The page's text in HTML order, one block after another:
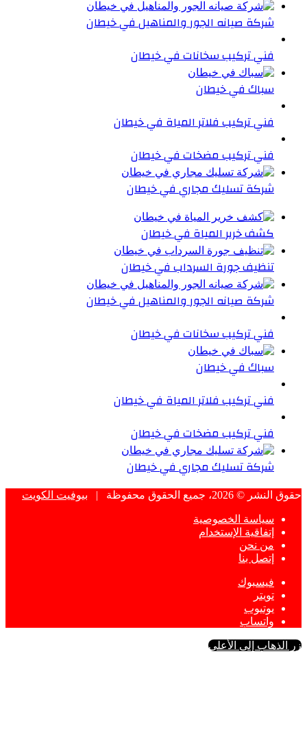
شركة صيانه الجور والمناهيل في خيطان
فني تركيب سخانات في خيطان
سباك في خيطان
فني تركيب فلاتر المياة في خيطان
فني تركيب مضخات في خيطان
شركة تسليك مجاري في خيطان
كشف خرير المياة في خيطان
تنظيف جورة السرداب في خيطان
شركة صيانه الجور والمناهيل في خيطان
فني تركيب سخانات في خيطان
سباك في خيطان
فني تركيب فلاتر المياة في خيطان
فني تركيب مضخات في خيطان
شركة تسليك مجاري في خيطان
حقوق النشر © 2026، جميع الحقوق محفوظة | بيوفيت الكويت
سياسة الخصوصية
إتفاقية الإستخدام
من نحن
إتصل بنا
فيسبوك
تويتر
يوتيوب
واتساب
زر الذهاب إلى الأعلى